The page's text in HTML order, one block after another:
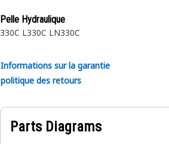
Pelle Hydraulique
330C L330C LN330C
Informations sur la garantie
politique des retours
Parts Diagrams